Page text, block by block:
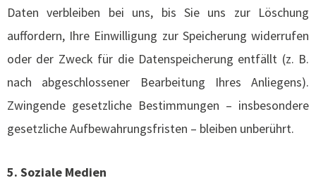
Daten verbleiben bei uns, bis Sie uns zur Löschung
auffordern, Ihre Einwilligung zur Speicherung widerrufen
oder der Zweck für die Datenspeicherung entfällt (z. B.
nach abgeschlossener Bearbeitung Ihres Anliegens).
Zwingende gesetzliche Bestimmungen – insbesondere
gesetzliche Aufbewahrungsfristen – bleiben unberührt.
5. Soziale Medien